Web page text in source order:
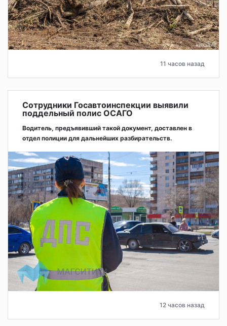
11 часов назад
Сотрудники Госавтоинспекции выявили
поддельный полис ОСАГО
Водитель, предъявивший такой документ, доставлен в
отдел полиции для дальнейших разбирательств.
12 часов назад